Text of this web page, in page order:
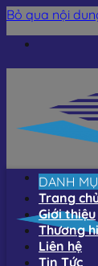
Bỏ qua nội
DANH
Trang
Giới thiệu
Thương
Liên hệ
Tin Tức